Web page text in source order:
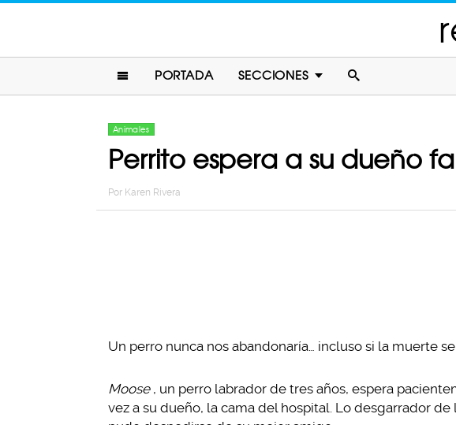
PORTADA SECCIONES
Animales
Perrito espera a su dueño
Por Karen Rivera
Un perro nunca nos abandonaría… incluso si la muerte
Moose , un perro labrador de tres años, espera
vez a su dueño, la cama del hospital. Lo desgarrador